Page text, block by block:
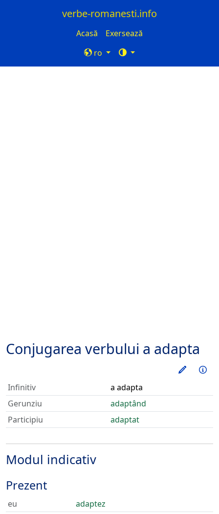
verbe-romanesti.info
Acasă
Exersează
ro
Conjugarea verbului a adapta
Infinitiv
a adapta
Gerunziu
adaptând
Participiu
adaptat
Modul indicativ
Prezent
eu
adaptez